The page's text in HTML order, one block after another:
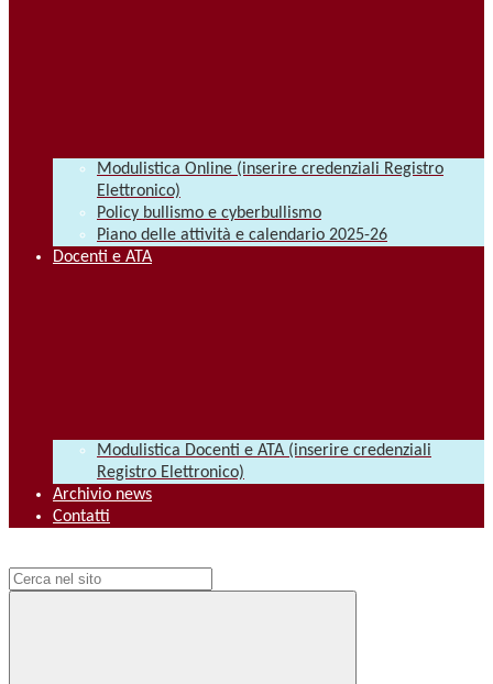
Modulistica Online (inserire credenziali Registro
Elettronico)
Policy bullismo e cyberbullismo
Piano delle attività e calendario 2025-26
Docenti e ATA
Modulistica Docenti e ATA (inserire credenziali
Registro Elettronico)
Archivio news
Contatti